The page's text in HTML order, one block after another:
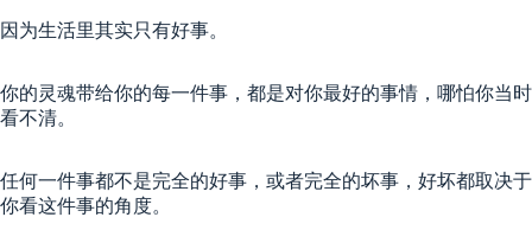
因为生活里其实只有好事。
你的灵魂带给你的每一件事，都是对你最好的事情，哪怕你当时
看不清。
任何一件事都不是完全的好事，或者完全的坏事，好坏都取决于
你看这件事的角度。